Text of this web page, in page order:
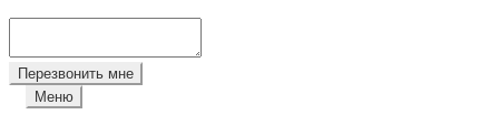
Перезвонить мне
Меню